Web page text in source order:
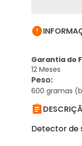

Garantia do
12 Meses
Peso:
600 gramas

Detector de